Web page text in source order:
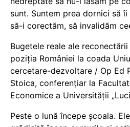
sunt. Suntem prea dornici să
să-i corectăm, să invalidăm
Bugetele reale ale
poziția României la coada
cercetare-dezvoltare / Op Ed
Stoica, conferențiar la
Economice a Universității
Peste o lună începe școala.